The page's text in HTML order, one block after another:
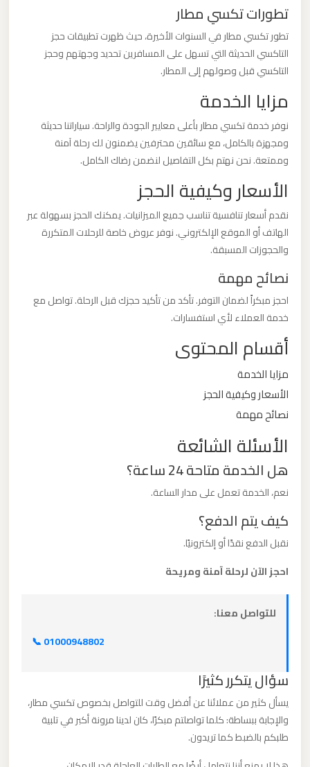
تطورات تكسي مطار
تطور تكسي مطار في السنوات الأخيرة، حيث ظهرت تطبيقات حجز
التاكسي الحديثة التي تسهل على المسافرين تحديد وجهتهم وحجز
التاكسي قبل وصولهم إلى المطار.
مزايا الخدمة
نوفر خدمة تكسي مطار بأعلى معايير الجودة والراحة. سياراتنا حديثة
ومجهزة بالكامل، مع سائقين محترفين يضمنون لك رحلة آمنة
وممتعة. نحن نهتم بكل التفاصيل لنضمن رضاك الكامل.
الأسعار وكيفية الحجز
نقدم أسعار تنافسية تناسب جميع الميزانيات. يمكنك الحجز بسهولة عبر
الهاتف أو الموقع الإلكتروني. نوفر عروض خاصة للرحلات المتكررة
والحجوزات المسبقة.
نصائح مهمة
احجز مبكراً لضمان التوفر. تأكد من تأكيد حجزك قبل الرحلة. تواصل مع
خدمة العملاء لأي استفسارات.
أقسام المحتوى
مزايا الخدمة
الأسعار وكيفية الحجز
نصائح مهمة
الأسئلة الشائعة
هل الخدمة متاحة 24 ساعة؟
نعم، الخدمة تعمل على مدار الساعة.
كيف يتم الدفع؟
نقبل الدفع نقدًا أو إلكترونيًا.
احجز الآن لرحلة آمنة ومريحة
للتواصل معنا:
📞 01000948802
سؤال يتكرر كثيرًا
يسأل كثير من عملائنا عن أفضل وقت للتواصل بخصوص تكسي مطار،
والإجابة ببساطة: كلما تواصلتم مبكرًا، كان لدينا مرونة أكبر في تلبية
طلبكم بالضبط كما تريدون.
ليموزين
مطار
العرب
القاهرة
ليموزين
مطار
العرب
ليموزين
مطار
القاهرة
ليموزين
للاسكندرية
ليموزين
القاهرة
مطار
الاسكندرية
مطار
القاهرة